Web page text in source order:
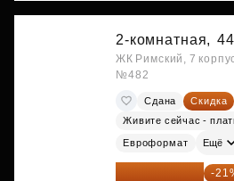
2-комнатная,
ЖК Римский, 7
№482
Сдана Скидка
Живите сейчас -
Евроформат Ещё
10 348 226 ₽ -